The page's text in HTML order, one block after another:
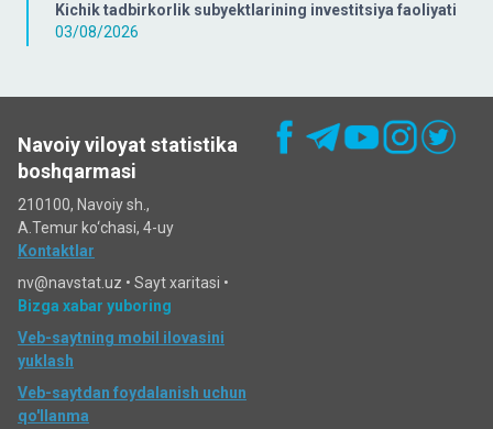
Kichik tadbirkorlik subyektlarining investitsiya faoliyati
03/08/2026
Navoiy viloyat statistika
boshqarmasi
210100, Navoiy sh.,
A.Temur ko‘chаsi, 4-uy
Kontaktlar
nv@navstat.uz • Sayt xaritasi •
Bizga xabar yuboring
Veb-saytning mobil ilovasini
yuklash
Veb-saytdan foydalanish uchun
qo'llanma